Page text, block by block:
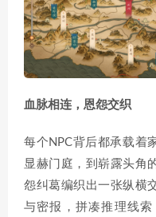
血脉相连，恩怨交织
每个NPC背后都承载着
显赫门庭，到崭露头角
怨纠葛编织出一张纵横
与密报，拼凑推理线